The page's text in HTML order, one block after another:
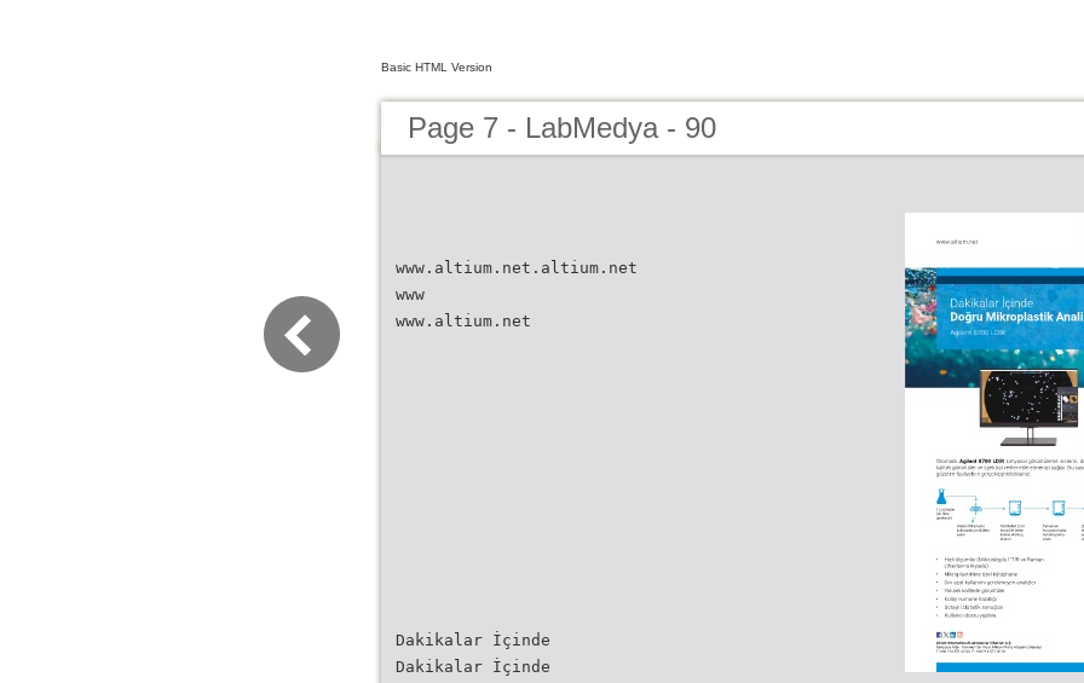
Basic HTML Version
Page 7 - LabMedya - 90
www.altium.net.altium.net
www
www.altium.net
Dakikalar İçinde
Dakikalar İçinde